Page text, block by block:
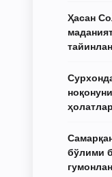
Ҳасан
бўлими